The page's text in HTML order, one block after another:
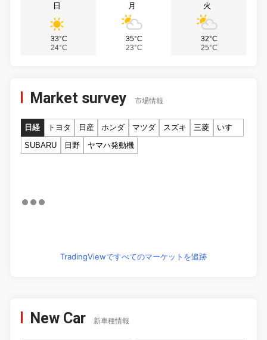
日
33°C
24°C
月
35°C
23°C
火
32°C
25°C
Market survey 市場情報
日経 トヨタ 日産 ホンダ マツダ スズキ 三菱
いすゞ
SUBARU
日野 ヤマハ発動機
TradingViewですべてのマーケットを追跡
New Car 新車種情報